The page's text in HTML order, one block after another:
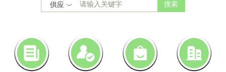
供应 搜索